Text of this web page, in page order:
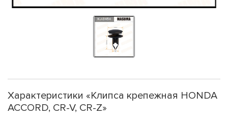
Характеристики «Клипса крепежная HONDA
ACCORD, CR-V, CR-Z»